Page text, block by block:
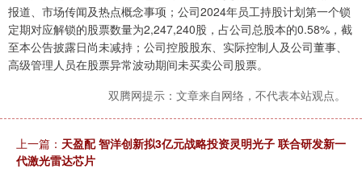
报道、市场传闻及热点概念事项；公司2024年员工持股计划第一个锁
定期对应解锁的股票数量为2,247,240股，占公司总股本的0.58%，截
至本公告披露日尚未减持；公司控股股东、实际控制人及公司董事、
高级管理人员在股票异常波动期间未买卖公司股票。
双腾网提示：文章来自网络，不代表本站观点。
上一篇： 天盈配 智洋创新拟3亿元战略投资灵明光子 联合研发新一
代激光雷达芯片